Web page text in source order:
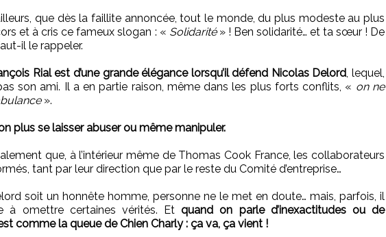
que dès la faillite annoncée, tout le monde, du plus modeste au plus
et à cris ce fameux slogan : « Solidarité» ! Ben solidarité… et ta sœur ! De
il le rappeler.
Rial est d’une grande élégance lorsqu’il défend Nicolas Delord, lequel,
son ami. Il a en partie raison, même dans les plus forts conflits, « on ne
».
plus se laisser abuser ou même manipuler.
que, à l’intérieur même de Thomas Cook France, les collaborateurs
tant par leur direction que par le reste du Comité d’entreprise…
soit un honnête homme, personne ne le met en doute… mais, parfois, il
à omettre certaines vérités. Etquand on parle d’inexactitudes ou de
comme la queue de Chien Charly : ça va, ça vient !